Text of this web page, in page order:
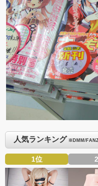
人気ランキング ※DMM/
1位